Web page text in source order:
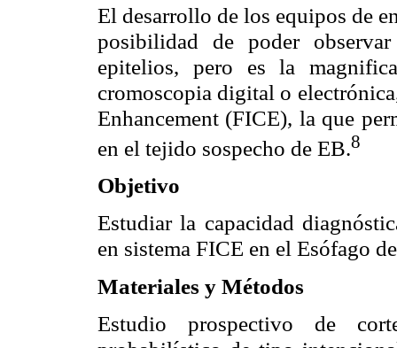
El desarrollo de los equipos de
posibilidad de poder
epitelios, pero es la
cromoscopia digital o
Enhancement (FICE), la que
en el tejido sospecho de EB.8
Objetivo
Estudiar la capacidad
en sistema FICE en el Esófago
Materiales y Métodos
Estudio prospectivo de